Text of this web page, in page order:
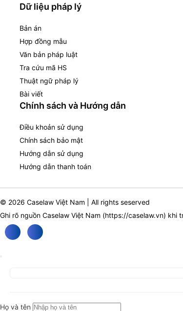
Dữ liệu pháp lý
Bản án
Hợp đồng mẫu
Văn bản pháp luật
Tra cứu mã HS
Thuật ngữ pháp lý
Bài viết
Chính sách và Hướng dẫn
Điều khoản sử dụng
Chính sách bảo mật
Hướng dẫn sử dụng
Hướng dẫn thanh toán
© 2026 Caselaw Việt Nam | All rights seserved
Ghi rõ nguồn Caselaw Việt Nam (https://caselaw.vn) khi
Họ và tên